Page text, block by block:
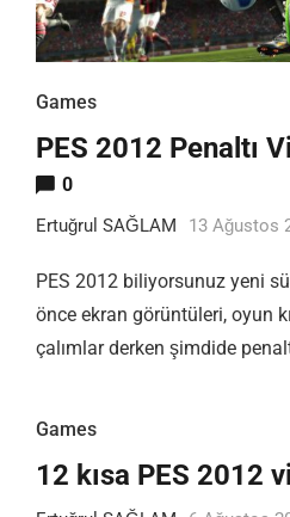
Games
PES 2012 Penaltı
0
Ertuğrul SAĞLAM 13 Ağustos
PES 2012 biliyorsunuz yeni
önce ekran görüntüleri, oyun
çalımlar derken şimdide
Games
12 kısa PES 2012